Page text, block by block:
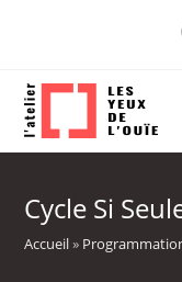
Cycle Si
Accueil»